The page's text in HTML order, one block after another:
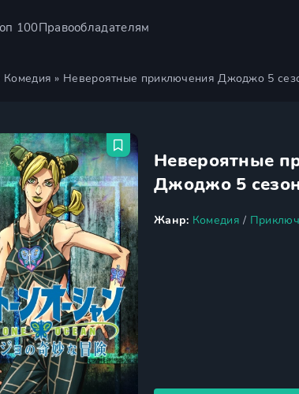
100Правообладателям
Комедия » Невероятные приключения Джоджо 5
Невероятные
Джоджо 5
Жанр: Комедия /